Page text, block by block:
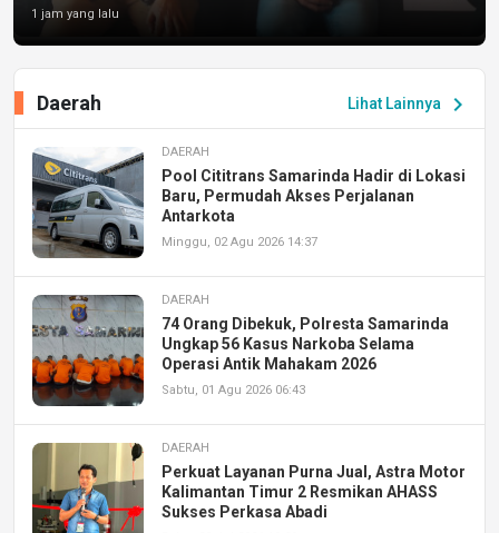
1 jam yang lalu
Lihat Lainnya chevron_right
Daerah
DAERAH
Pool Cititrans Samarinda Hadir di Lokasi
Baru, Permudah Akses Perjalanan
Antarkota
Minggu, 02 Agu 2026 14:37
DAERAH
74 Orang Dibekuk, Polresta Samarinda
Ungkap 56 Kasus Narkoba Selama
Operasi Antik Mahakam 2026
Sabtu, 01 Agu 2026 06:43
DAERAH
Perkuat Layanan Purna Jual, Astra Motor
Kalimantan Timur 2 Resmikan AHASS
Sukses Perkasa Abadi